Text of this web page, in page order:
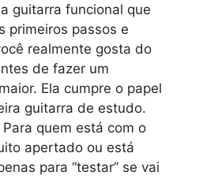
guitarra funcional que
primeiros passos e
realmente gosta do
de fazer um
Ela cumpre o papel
guitarra de estudo.
Para quem está com o
apertado ou está
para “testar” se vai